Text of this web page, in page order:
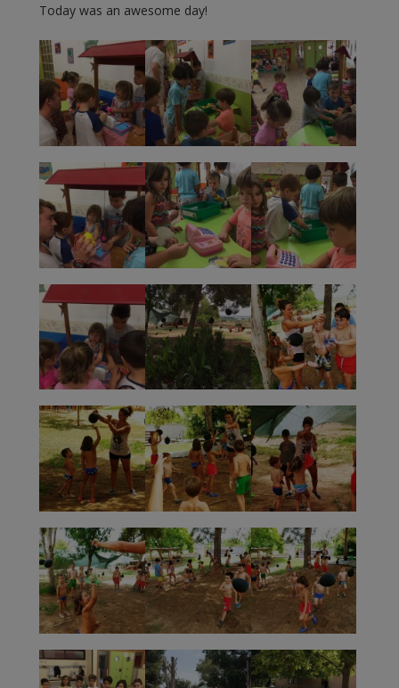
Today was an awesome day!